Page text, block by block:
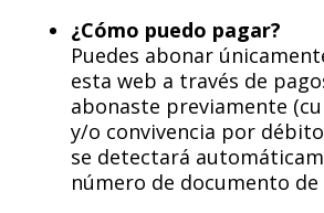
¿Cómo puedo pagar?
Puedes abonar
esta web a través de
abonaste previamente
y/o convivencia por
se detectará
número de documento